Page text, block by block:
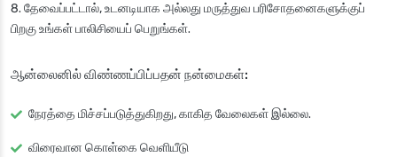
தேவைப்பட்டால், உடனடியாக அல்லது மருத்துவ பரிசோதனைகளுக்குப்
பிறகு உங்கள் பாலிசியைப் பெறுங்கள்.
ஆன்லைனில் விண்ணப்பிப்பதன் நன்மைகள்:
நேரத்தை மிச்சப்படுத்துகிறது, காகித வேலைகள் இல்லை.
விரைவான கொள்கை வெளியீடு